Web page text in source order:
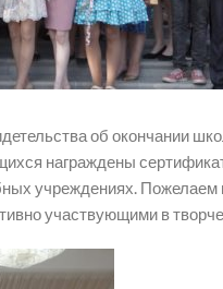
об окончании
награждены
учреждениях.
участвующими в